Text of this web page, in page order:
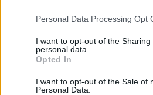
Personal Data Processing Opt
I want to opt-out of the Sharing
personal data.
Opted In
I want to opt-out of the Sale of
Personal Data.